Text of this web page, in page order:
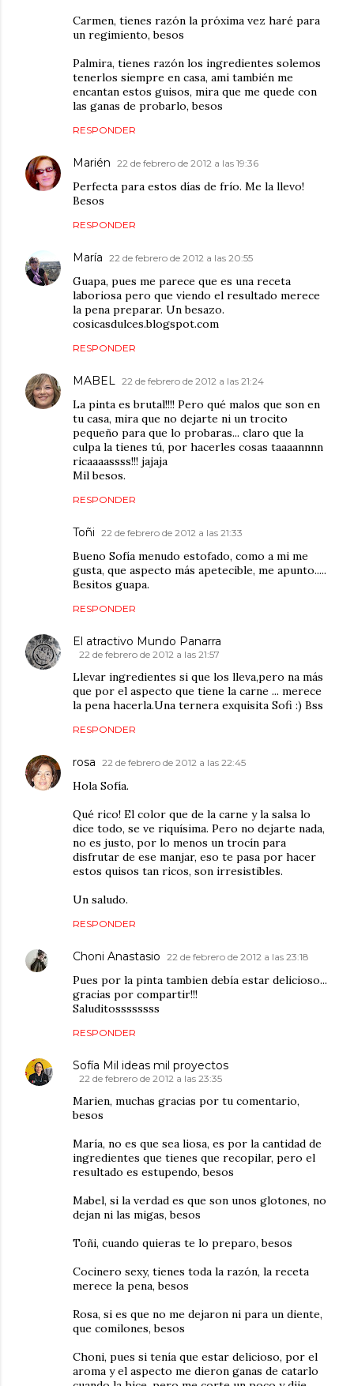
Carmen, tienes razón la próxima vez haré para
un regimiento, besos
Palmira, tienes razón los ingredientes solemos
tenerlos siempre en casa, ami también me
encantan estos guisos, mira que me quede con
las ganas de probarlo, besos
RESPONDER
Marién 22 de febrero de 2012 a las 19:36
Perfecta para estos días de frío. Me la llevo!
Besos
RESPONDER
María 22 de febrero de 2012 a las 20:55
Guapa, pues me parece que es una receta
laboriosa pero que viendo el resultado merece
la pena preparar. Un besazo.
cosicasdulces.blogspot.com
RESPONDER
MABEL 22 de febrero de 2012 a las 21:24
La pinta es brutal!!!! Pero qué malos que son en
tu casa, mira que no dejarte ni un trocito
pequeño para que lo probaras... claro que la
culpa la tienes tú, por hacerles cosas taaaannnn
ricaaaassss!!! jajaja
Mil besos.
RESPONDER
Toñi 22 de febrero de 2012 a las 21:33
Bueno Sofía menudo estofado, como a mi me
gusta, que aspecto más apetecible, me apunto.....
Besitos guapa.
RESPONDER
El atractivo Mundo Panarra
22 de febrero de 2012 a las 21:57
Llevar ingredientes si que los lleva,pero na más
que por el aspecto que tiene la carne ... merece
la pena hacerla.Una ternera exquisita Sofi :) Bss
RESPONDER
rosa 22 de febrero de 2012 a las 22:45
Hola Sofía.
Qué rico! El color que de la carne y la salsa lo
dice todo, se ve riquísima. Pero no dejarte nada,
no es justo, por lo menos un trocín para
disfrutar de ese manjar, eso te pasa por hacer
estos quisos tan ricos, son irresistibles.
Un saludo.
RESPONDER
Choni Anastasio 22 de febrero de 2012 a las 23:18
Pues por la pinta tambien debía estar delicioso...
gracias por compartir!!!
Saluditossssssss
RESPONDER
Sofía Mil ideas mil proyectos
22 de febrero de 2012 a las 23:35
Marien, muchas gracias por tu comentario,
besos
María, no es que sea liosa, es por la cantidad de
ingredientes que tienes que recopilar, pero el
resultado es estupendo, besos
Mabel, si la verdad es que son unos glotones, no
dejan ni las migas, besos
Toñi, cuando quieras te lo preparo, besos
Cocinero sexy, tienes toda la razón, la receta
merece la pena, besos
Rosa, si es que no me dejaron ni para un diente,
que comilones, besos
Choni, pues si tenía que estar delicioso, por el
aroma y el aspecto me dieron ganas de catarlo